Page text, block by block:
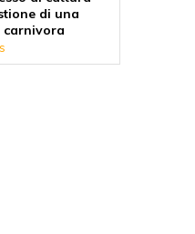
di una
carnivora